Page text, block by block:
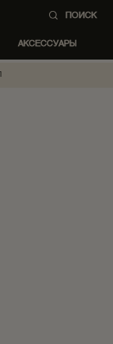
ПОИСК
АКСЕССУАРЫ